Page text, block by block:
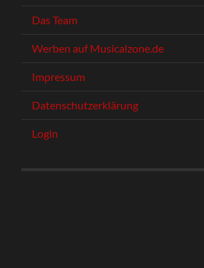
Das Team
Werben auf Musicalzone.de
Impressum
Datenschutzerklärung
Login